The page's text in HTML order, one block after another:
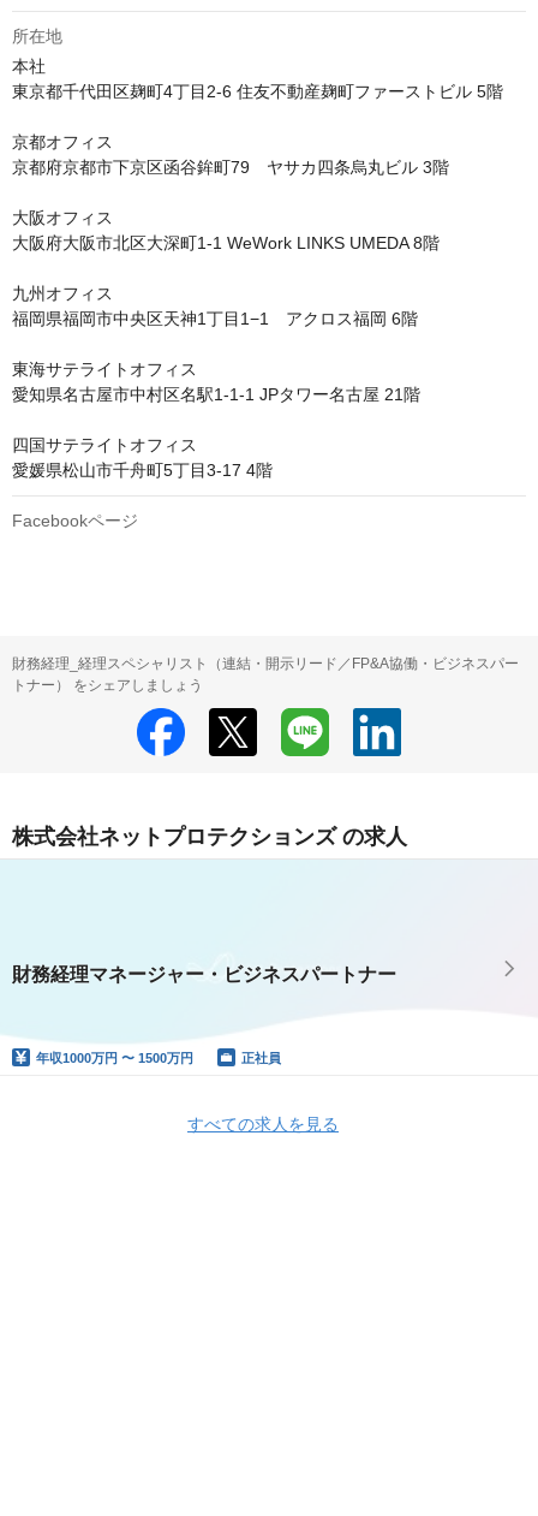
所在地
本社
東京都千代田区麹町4丁目2-6 住友不動産麹町ファーストビル 5階
京都オフィス
京都府京都市下京区函谷鉾町79　ヤサカ四条烏丸ビル 3階
大阪オフィス
大阪府大阪市北区大深町1-1 WeWork LINKS UMEDA 8階
九州オフィス
福岡県福岡市中央区天神1丁目1−1　アクロス福岡 6階
東海サテライトオフィス
愛知県名古屋市中村区名駅1-1-1 JPタワー名古屋 21階
四国サテライトオフィス
愛媛県松山市千舟町5丁目3-17 4階
Facebookページ
財務経理_経理スペシャリスト（連結・開示リード／FP&A協働・ビジネスパー
トナー） をシェアしましょう
株式会社ネットプロテクションズ の求人
財務経理マネージャー・ビジネスパートナー
年収1000万円 〜 1500万円 正社員
すべての求人を見る